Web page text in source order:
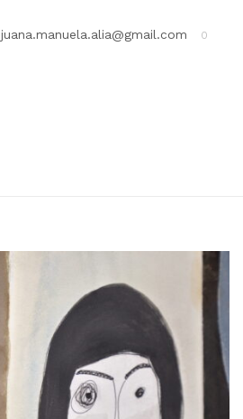
juana.manuela.alia@gmail.com
0